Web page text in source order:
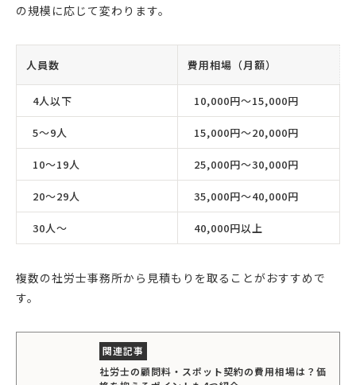
の規模に応じて変わります。
人員数 費用相場（月額）
4人以下 10,000円〜15,000円
5〜9人 15,000円〜20,000円
10〜19人 25,000円〜30,000円
20〜29人 35,000円〜40,000円
30人〜 40,000円以上
複数の社労士事務所から見積もりを取ることがおすすめで
す。
社労士の顧問料・スポット契約の費用相場は？価